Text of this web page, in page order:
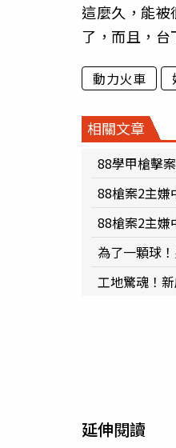
這麼久，能
了，而且，台
動力火車
相關文章
88學甲槍擊
88槍案2主
88槍案2主
為了一顆球
工地驚魂！
延伸閱讀